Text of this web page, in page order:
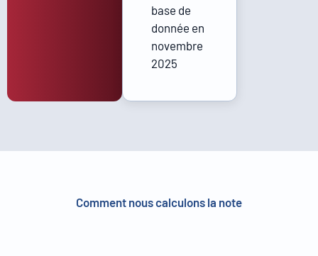
base de
donnée en
novembre
2025
Comment nous calculons la note